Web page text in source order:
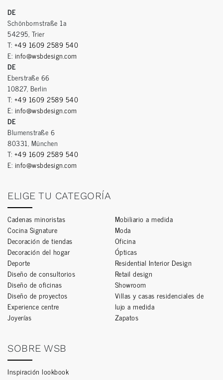
DE
Schönbornstraße 1a
54295, Trier
T: +49 1609 2589 540
E: info@wsbdesign.com
DE
Eberstraße 66
10827, Berlin
T: +49 1609 2589 540
E: info@wsbdesign.com
DE
Blumenstraße 6
80331, München
T: +49 1609 2589 540
E: info@wsbdesign.com
ELIGE TU CATEGORÍA
Cadenas minoristas
Cocina Signature
Decoración de tiendas
Decoración del hogar
Deporte
Diseño de consultorios
Diseño de oficinas
Diseño de proyectos
Experience centre
Joyerías
Mobiliario a medida
Moda
Oficina
Ópticas
Residential Interior Design
Retail design
Showroom
Villas y casas residenciales de
lujo a medida
Zapatos
SOBRE WSB
Inspiración lookbook